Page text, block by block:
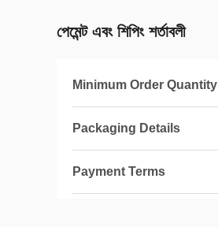
পেমেন্ট এবং শিপিং শর্তাবলী
Minimum Order Quantity
Packaging Details
Payment Terms